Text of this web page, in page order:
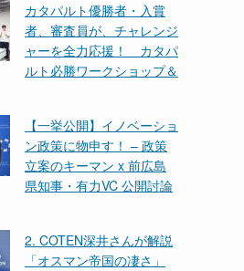
カタパルト優勝者・入賞
者、審査員が、チャレンジ
ャーを全力応援！ カタパ
ルト必勝ワークショップ＆
【一挙公開】イノベーショ
ン政策に物申す！ – 政策
立案のキーマン x 前広島
県知事・有力VC 公開討論
2. COTEN深井さんが解説
「オスマン帝国の凄さ」